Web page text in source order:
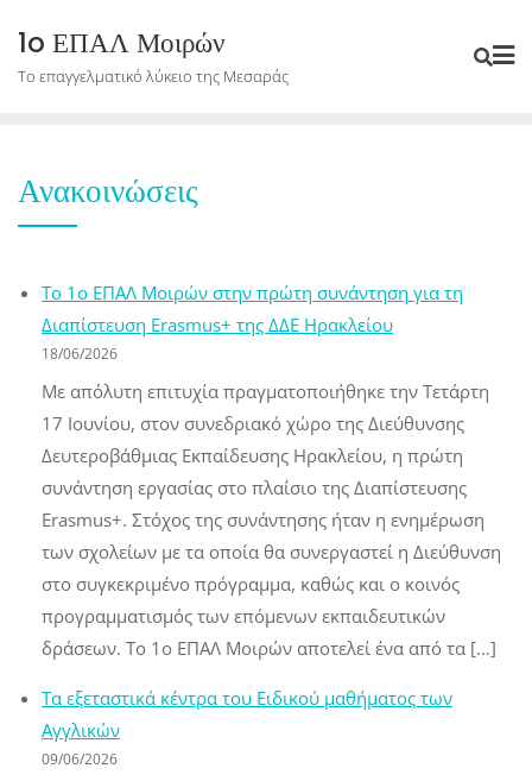
content
1o ΕΠΑΛ Μοιρών
Το επαγγελματικό λύκειο της Μεσαράς
Ανακοινώσεις
Το 1ο ΕΠΑΛ Μοιρών στην πρώτη συνάντηση για τη
Διαπίστευση Erasmus+ της ΔΔΕ Ηρακλείου
18/06/2026
Με απόλυτη επιτυχία πραγματοποιήθηκε την Τετάρτη
17 Ιουνίου, στον συνεδριακό χώρο της Διεύθυνσης
Δευτεροβάθμιας Εκπαίδευσης Ηρακλείου, η πρώτη
συνάντηση εργασίας στο πλαίσιο της Διαπίστευσης
Erasmus+. Στόχος της συνάντησης ήταν η ενημέρωση
των σχολείων με τα οποία θα συνεργαστεί η Διεύθυνση
στο συγκεκριμένο πρόγραμμα, καθώς και ο κοινός
προγραμματισμός των επόμενων εκπαιδευτικών
δράσεων. Το 1ο ΕΠΑΛ Μοιρών αποτελεί ένα από τα […]
Τα εξεταστικά κέντρα του Ειδικού μαθήματος των
Αγγλικών
09/06/2026